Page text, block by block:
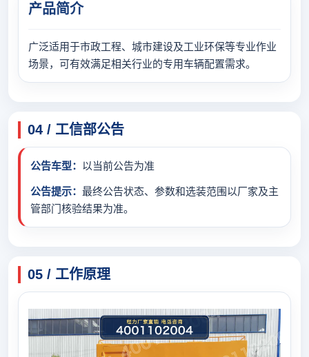
产品简介
广泛适用于市政工程、城市建设及工业环保等专业作业
场景，可有效满足相关行业的专用车辆配置需求。
04 / 工信部公告
公告车型： 以当前公告为准
公告提示： 最终公告状态、参数和选装范围以厂家及主
管部门核验结果为准。
05 / 工作原理